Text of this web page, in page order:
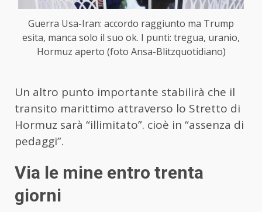
Guerra Usa-Iran: accordo raggiunto ma Trump
esita, manca solo il suo ok. I punti: tregua, uranio,
Hormuz aperto (foto Ansa-Blitzquotidiano)
Un altro punto importante stabilirà che il
transito marittimo attraverso lo Stretto di
Hormuz sarà “illimitato”. cioè in “assenza di
pedaggi”.
Via le mine entro trenta
giorni